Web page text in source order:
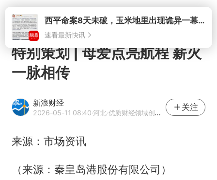
打开
特别策划 | 母爱点亮航程 薪火
一脉相传
新浪财经
2026-05-11 08:40·河北·优质财经领域创作者
关注
来源：市场资讯
（来源：秦皇岛港股份有限公司）